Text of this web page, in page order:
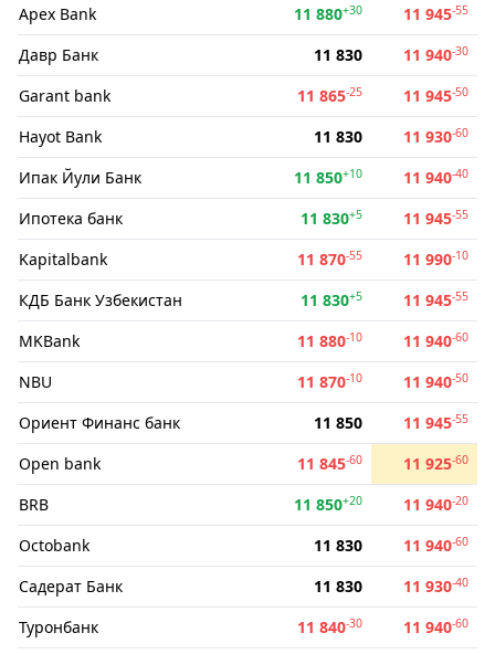
Apex Bank
11 880+30 11 945-55
Давр Банк 11 830 11 940-30
Garant bank 11 865-25 11 945-50
Hayot Bank 11 830 11 930-60
Ипак Йули Банк 11 850+10 11 940-40
Ипотека банк 11 830+5 11 945-55
Kapitalbank 11 870-55 11 990-10
КДБ Банк Узбекистан 11 830+5 11 945-55
MKBank 11 880-10 11 940-60
NBU 11 870-10 11 940-50
Ориент Финанс банк 11 850 11 945-55
Open bank 11 845-60 11 925-60
BRB 11 850+20 11 940-20
Octobank 11 830 11 940-60
Садерат Банк 11 830 11 930-40
Туронбанк 11 840-30 11 940-60